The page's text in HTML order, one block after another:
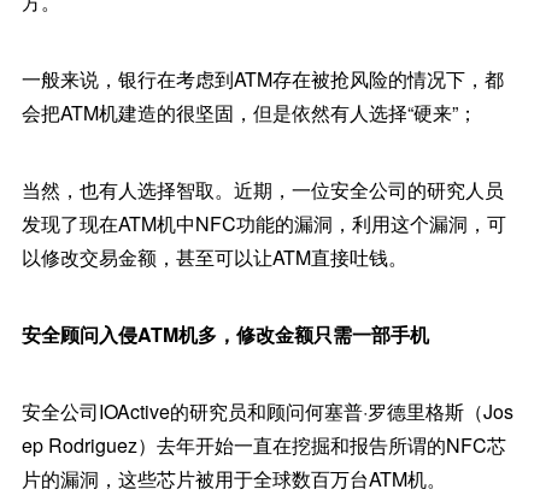
一般来说，银行在考虑到ATM存在被抢风险的情况下，都
会把ATM机建造的很坚固，但是依然有人选择“硬来”；
当然，也有人选择智取。近期，一位安全公司的研究人员
发现了现在ATM机中NFC功能的漏洞，利用这个漏洞，可
以修改交易金额，甚至可以让ATM直接吐钱。
安全顾问入侵ATM机多，修改金额只需一部手机
安全公司IOActive的研究员和顾问何塞普·罗德里格斯（Jos
ep Rodriguez）去年开始一直在挖掘和报告所谓的NFC芯
片的漏洞，这些芯片被用于全球数百万台ATM机。